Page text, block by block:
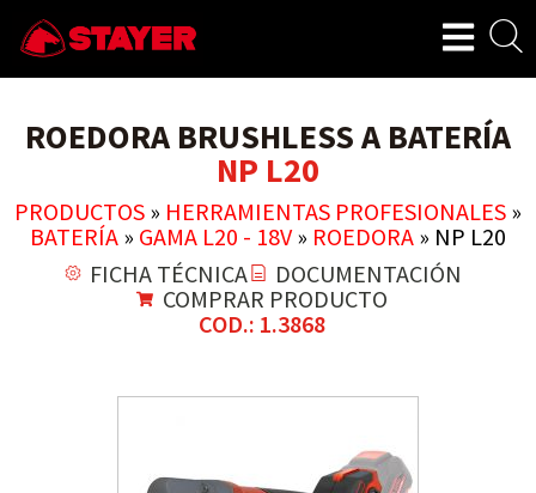
ROEDORA BRUSHLESS A BATERÍA
NP L20
PRODUCTOS » HERRAMIENTAS PROFESIONALES »
BATERÍA » GAMA L20 - 18V» ROEDORA » NP L20
FICHA TÉCNICA
DOCUMENTACIÓN
COMPRAR PRODUCTO
COD.: 1.3868